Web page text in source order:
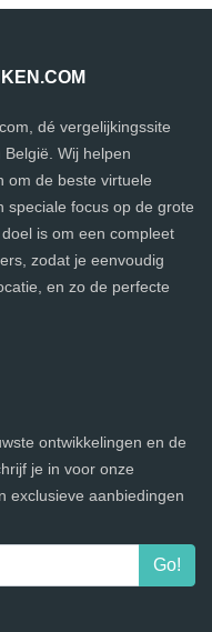
dé vergelijkingssite
Wij helpen
om de beste virtuele
speciale focus op de grote
is om een compleet
zodat je eenvoudig
en zo de perfecte
ontwikkelingen en de
je in voor onze
exclusieve aanbiedingen